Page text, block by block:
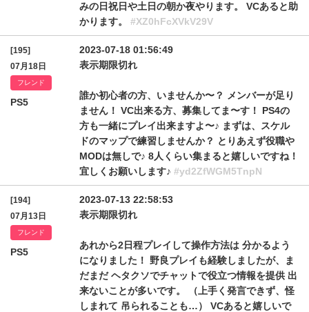
みの日祝日や土日の朝か夜やります。 VCあると助
かります。 #XZ0hFcXVkV29V
[195]
07月18日
フレンド
PS5
2023-07-18 01:56:49
表示期限切れ
誰か初心者の方、いませんか〜？ メンバーが足り
ません！ VC出来る方、募集してま〜す！ PS4の
方も一緒にプレイ出来ますよ〜♪ まずは、スケル
ドのマップで練習しませんか？ とりあえず役職や
MODは無しで♪ 8人くらい集まると嬉しいですね！
宜しくお願いします♪ #yd2ZfWGM5TnpN
[194]
07月13日
フレンド
PS5
2023-07-13 22:58:53
表示期限切れ
あれから2日程プレイして操作方法は 分かるよう
になりました！ 野良プレイも経験しましたが、ま
だまだ ヘタクソでチャットで役立つ情報を提供 出
来ないことが多いです。 （上手く発言できず、怪
しまれて 吊られることも…） VCあると嬉しいで